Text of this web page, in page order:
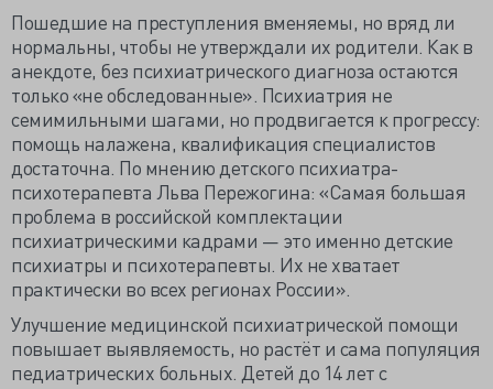
Пошедшие на преступления вменяемы, но вряд ли
нормальны, чтобы не утверждали их родители. Как в
анекдоте, без психиатрического диагноза остаются
только «не обследованные». Психиатрия не
семимильными шагами, но продвигается к прогрессу:
помощь налажена, квалификация специалистов
достаточна. По мнению детского психиатра-
психотерапевта Льва Пережогина: «Самая большая
проблема в российской комплектации
психиатрическими кадрами — это именно детские
психиатры и психотерапевты. Их не хватает
практически во всех регионах России».
Улучшение медицинской психиатрической помощи
повышает выявляемость, но растёт и сама популяция
педиатрических больных. Детей до 14 лет с